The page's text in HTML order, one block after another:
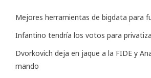
Mejores herramientas de bigdata para
Infantino tendría los votos para
Dvorkovich deja en jaque a la FIDE y
mando